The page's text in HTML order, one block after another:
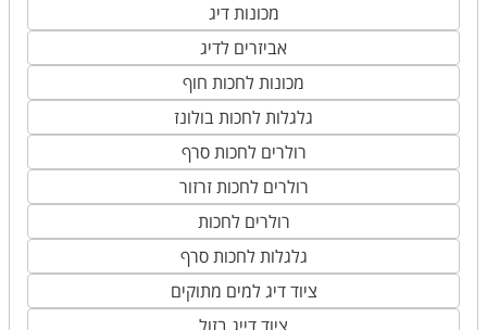
מכונות דיג
אביזרים לדיג
מכונות לחכות חוף
גלגלות לחכות בולונז
רולרים לחכות סרף
רולרים לחכות זרזור
רולרים לחכות
גלגלות לחכות סרף
ציוד דיג למים מתוקים